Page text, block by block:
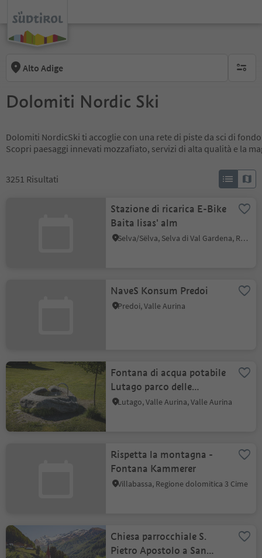
Alto Adige
Dolomiti Nordic Ski
Dolomiti NordicSki ti accoglie con una rete di piste da sci di
Scopri paesaggi innevati mozzafiato, servizi di alta qualità e la
3251 Risultati
Stazione di ricarica E-Bike
Baita lisas' alm
Selva/Sëlva, Selva di Val Gardena, Regione dolomitica Val Gardena
NaveS Konsum Predoi
Predoi, Valle Aurina
Fontana di acqua potabile
Lutago parco delle
sculture in legno
Lutago, Valle Aurina, Valle Aurina
Rispetta la montagna -
Fontana Kammerer
Villabassa, Regione dolomitica 3 Cime
Chiesa parrocchiale S.
Pietro Apostolo a San